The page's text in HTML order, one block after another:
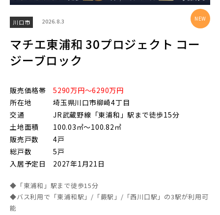
東武スカイツリーライン
東武日光線
東武アーバンパークライン
小学校まで徒歩圏内
さらに表示する
川口市 2026.8.3
マチエ東浦和 30プロジェクト コー
ジーブロック
販売価格帯
5290万円～6290万円
所在地
埼玉県川口市柳崎4丁目
交通
JR武蔵野線「東浦和」駅まで徒歩15分
土地面積
100.03㎡～100.82㎡
販売戸数
4戸
総戸数
5戸
入居予定日
2027年1月21日
◆「東浦和」駅まで徒歩15分
◆バス利用で「東浦和駅」/「蕨駅」/「西川口駅」の3駅が利用可
能